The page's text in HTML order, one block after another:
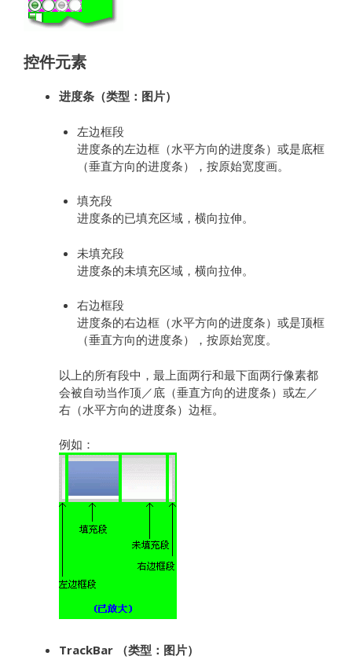
控件元素
进度条（类型：图片）
左边框段
进度条的左边框（水平方向的进度条）或是底框
（垂直方向的进度条），按原始宽度画。
填充段
进度条的已填充区域，横向拉伸。
未填充段
进度条的未填充区域，横向拉伸。
右边框段
进度条的右边框（水平方向的进度条）或是顶框
（垂直方向的进度条），按原始宽度。
以上的所有段中，最上面两行和最下面两行像素都
会被自动当作顶／底（垂直方向的进度条）或左／
右（水平方向的进度条）边框。
例如：
TrackBar （类型：图片）